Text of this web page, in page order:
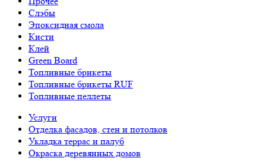
Слэбы
Эпоксидная смола
Кисти
Клей
Green Board
Топливные брикеты
Топливные брикеты RUF
Топливные пеллеты
Услуги
Отделка фасадов, стен и потолков
Укладка террас и палуб
Окраска деревянных домов